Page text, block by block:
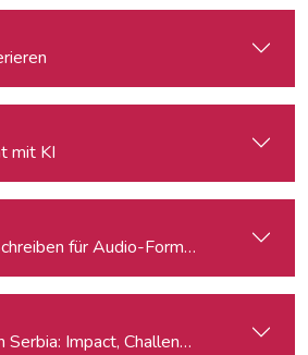
mit KI
für Audio-Formate
Impact, Challenges, and